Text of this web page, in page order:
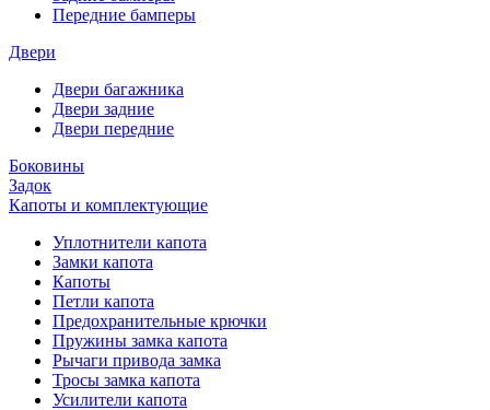
Передние бамперы
Двери
Двери багажника
Двери задние
Двери передние
Боковины
Задок
Капоты и комплектующие
Уплотнители капота
Замки капота
Капоты
Петли капота
Предохранительные крючки
Пружины замка капота
Рычаги привода замка
Тросы замка капота
Усилители капота